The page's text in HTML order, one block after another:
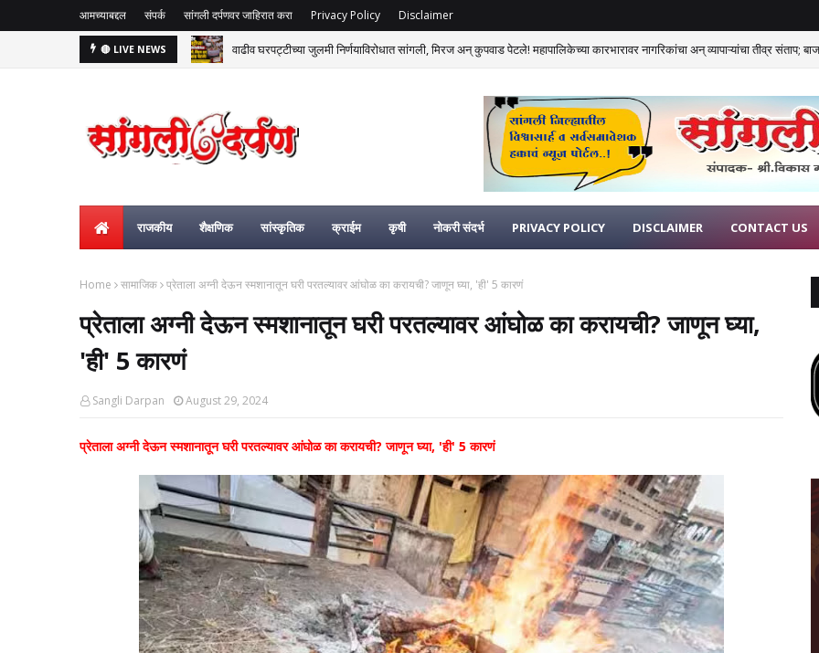
आमच्याबद्दल संपर्क सांगली दर्पणवर जाहिरात करा Privacy Policy Disclaimer
🔴 LIVE NEWS वाढीव घरपट्टीच्या जुलमी निर्णयाविरोधात सांगली, मिरज अन् कुपवाड पेटले! महापालिकेच्या कारभारावर नागरिकांचा अन् व्यापाऱ्यांचा तीव्र संताप;
राजकीय शैक्षणिक सांस्कृतिक क्राईम कृषी नोकरी संदर्भ PRIVACY POLICY DISCLAIMER CONTACT US
Home सामाजिक प्रेताला अग्नी देऊन स्मशानातून घरी परतल्यावर आंघोळ का करायची? जाणून घ्या, 'ही' 5 कारणं
प्रेताला अग्नी देऊन स्मशानातून घरी परतल्यावर आंघोळ का करायची? जाणून घ्या,
'ही' 5 कारणं
Sangli Darpan August 29, 2024
प्रेताला अग्नी देऊन स्मशानातून घरी परतल्यावर आंघोळ का करायची? जाणून घ्या, 'ही' 5 कारणं